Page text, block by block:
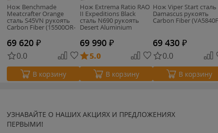
Нож Benchmade
Meatcrafter Orange
сталь S45VN рукоять
Carbon Fiber (15500OR-
69 620 ₽
0.0
В корзину
Нож Extrema Ratio RAO
II Expeditions Black
сталь N690 рукоять
Desert Aluminium
69 990 ₽
5.0
В корзину
Нож Viper Start сталь
Damascus рукоять
Carbon Fiber
69 430 ₽
0.0
В корзину
УЗНАВАЙТЕ О НАШИХ АКЦИЯХ И ПРЕДЛОЖЕНИЯХ
ПЕРВЫМИ!